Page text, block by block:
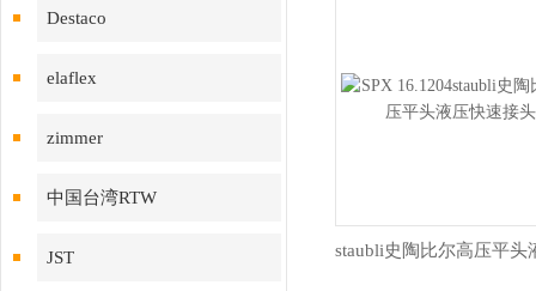
Destaco
elaflex
zimmer
中国台湾RTW
JST